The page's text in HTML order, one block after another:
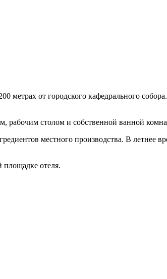
метрах от городского кафедрального
рабочим столом и собственной ванной
местного производства. В летнее
площадке отеля.